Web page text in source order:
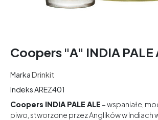
Coopers "A" INDIA PALE
MarkaDrinkit
IndeksAREZ401
Coopers INDIA PALE ALE – wspaniałe,
piwo, stworzone przez Anglików w Indiach